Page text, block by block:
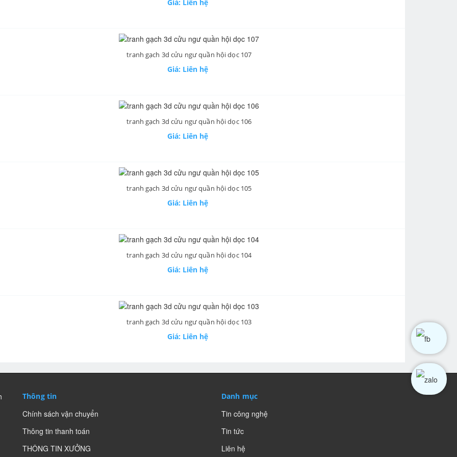
Giá: Liên hệ
tranh gạch 3d cửu ngư quần hội dọc 107
Giá: Liên hệ
tranh gạch 3d cửu ngư quần hội dọc 106
Giá: Liên hệ
tranh gạch 3d cửu ngư quần hội dọc 105
Giá: Liên hệ
tranh gạch 3d cửu ngư quần hội dọc 104
Giá: Liên hệ
tranh gạch 3d cửu ngư quần hội dọc 103
Giá: Liên hệ
Thông tin
Chính sách vận chuyển
Thông tin thanh toán
THÔNG TIN XƯỞNG
Danh mục
Tin công nghệ
Tin tức
Liên hệ